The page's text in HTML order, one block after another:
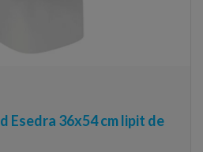
Esedra 36x54 cm lipit de